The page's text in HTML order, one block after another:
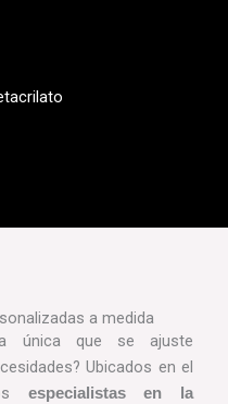
a medida
única que se ajuste
Ubicados en el
especialistas en la